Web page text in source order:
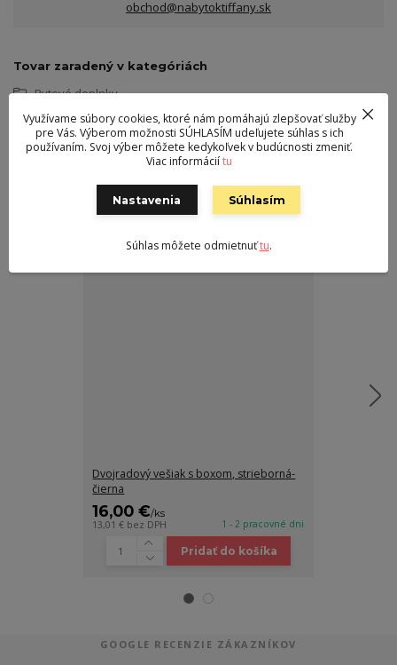
obchod@nabytoktiffany.sk
Tovar zaradený v kategóriách
Bytové doplnky
Stojan na šaty
Súvisiaci tovar 2
Dvojradový vešiak s boxom, strieborná-
čierna
16,00 €/ks
13,01 € bez DPH 1 - 2 pracovné dni
Pridať do košíka
GOOGLE RECENZIE ZÁKAZNÍKOV
Využívame súbory cookies, ktoré nám pomáhajú zlepšovať služby
pre Vás. Výberom možnosti SÚHLASÍM udeľujete súhlas s ich
používaním. Svoj výber môžete kedykoľvek v budúcnosti zmeniť.
Viac informáciítu
Nastavenia Súhlasím
Súhlas môžete odmietnuťtu.